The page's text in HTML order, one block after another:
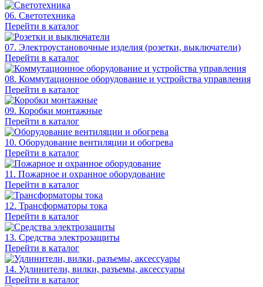
06. Светотехника
Перейти в каталог
07. Электроустановочные изделия (розетки, выключатели)
Перейти в каталог
08. Коммутационное оборудование и устройства управления
Перейти в каталог
09. Коробки монтажные
Перейти в каталог
10. Оборудование вентиляции и обогрева
Перейти в каталог
11. Пожарное и охранное оборудование
Перейти в каталог
12. Трансформаторы тока
Перейти в каталог
13. Средства электрозащиты
Перейти в каталог
14. Удлинители, вилки, разъемы, аксессуары
Перейти в каталог